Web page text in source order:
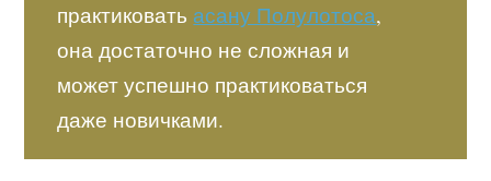
практиковать асану Полулотоса,
она достаточно не сложная и
может успешно практиковаться
даже новичками.